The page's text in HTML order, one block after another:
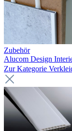
Zubehör
Alucom Design
Zur Kategorie